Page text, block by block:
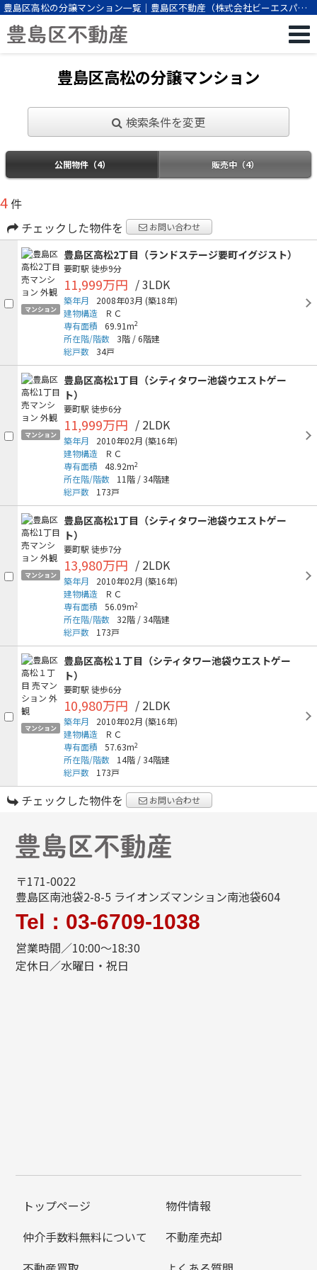
豊島区高松の分譲マンション一覧｜豊島区不動産（株式会社ビーエスパー
トナー）
豊島区高松の分譲マンション
検索条件を変更
公開物件（4） 販売中（4）
4件
チェックした物件を
お問い合わせ
マンション
豊島区高松2丁目（ランドステージ要町イグジスト）
要町駅 徒歩9分
11,999万円 / 3LDK
築年月 2008年03月 (築18年)
建物構造
ＲＣ
専有面積
69.91m2
所在階/階数 3階 /6階建
総戸数 34戸
マンション
豊島区高松1丁目（シティタワー池袋ウエストゲー
ト）
要町駅 徒歩6分
11,999万円 / 2LDK
築年月 2010年02月 (築16年)
建物構造
ＲＣ
専有面積
48.92m2
所在階/階数 11階 /34階建
総戸数
173戸
マンション
豊島区高松1丁目（シティタワー池袋ウエストゲー
ト）
要町駅 徒歩7分
13,980万円 / 2LDK
築年月 2010年02月 (築16年)
建物構造
ＲＣ
専有面積
56.09m2
所在階/階数 32階 /34階建
総戸数
173戸
マンション
豊島区高松１丁目（シティタワー池袋ウエストゲー
ト）
要町駅 徒歩6分
10,980万円 / 2LDK
築年月 2010年02月 (築16年)
建物構造
ＲＣ
専有面積
57.63m2
所在階/階数 14階 /34階建
総戸数
173戸
チェックした物件を お問い合わせ
〒171-0022
豊島区南池袋2-8-5 ライオンズマンション南池袋604
Tel：03-6709-1038
営業時間／10:00～18:30
定休日／水曜日・祝日
トップページ
物件情報
仲介手数料無料について
不動産売却